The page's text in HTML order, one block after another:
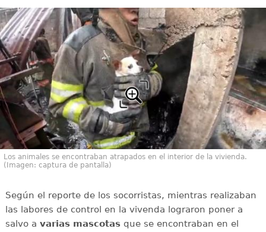
Los animales se encontraban atrapados en el interior de la vivienda.
(Imagen: captura de pantalla)
Según el reporte de los socorristas, mientras realizaban
las labores de control en la vivenda lograron poner a
salvo a varias mascotasque se encontraban en el